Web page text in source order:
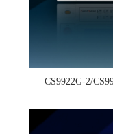
CS9922G-2/